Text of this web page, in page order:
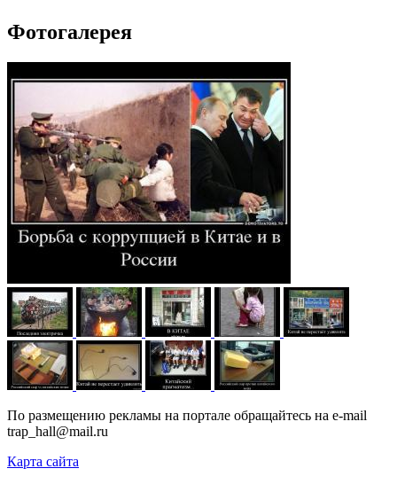
Фотогалерея
По размещению рекламы на портале обращайтесь на e-mail
trap_hall@mail.ru
Карта сайта